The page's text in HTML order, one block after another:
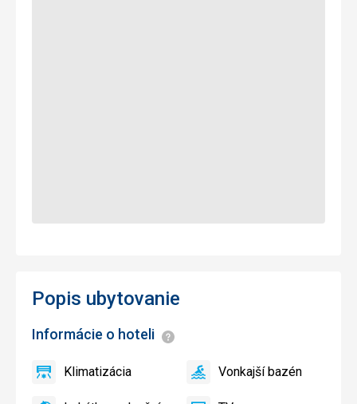
Popis ubytovanie
Informácie o hoteli Informácie
Klimatizácia
Klimatizácia
áno
VonkajšíVonkajší bazén
áno